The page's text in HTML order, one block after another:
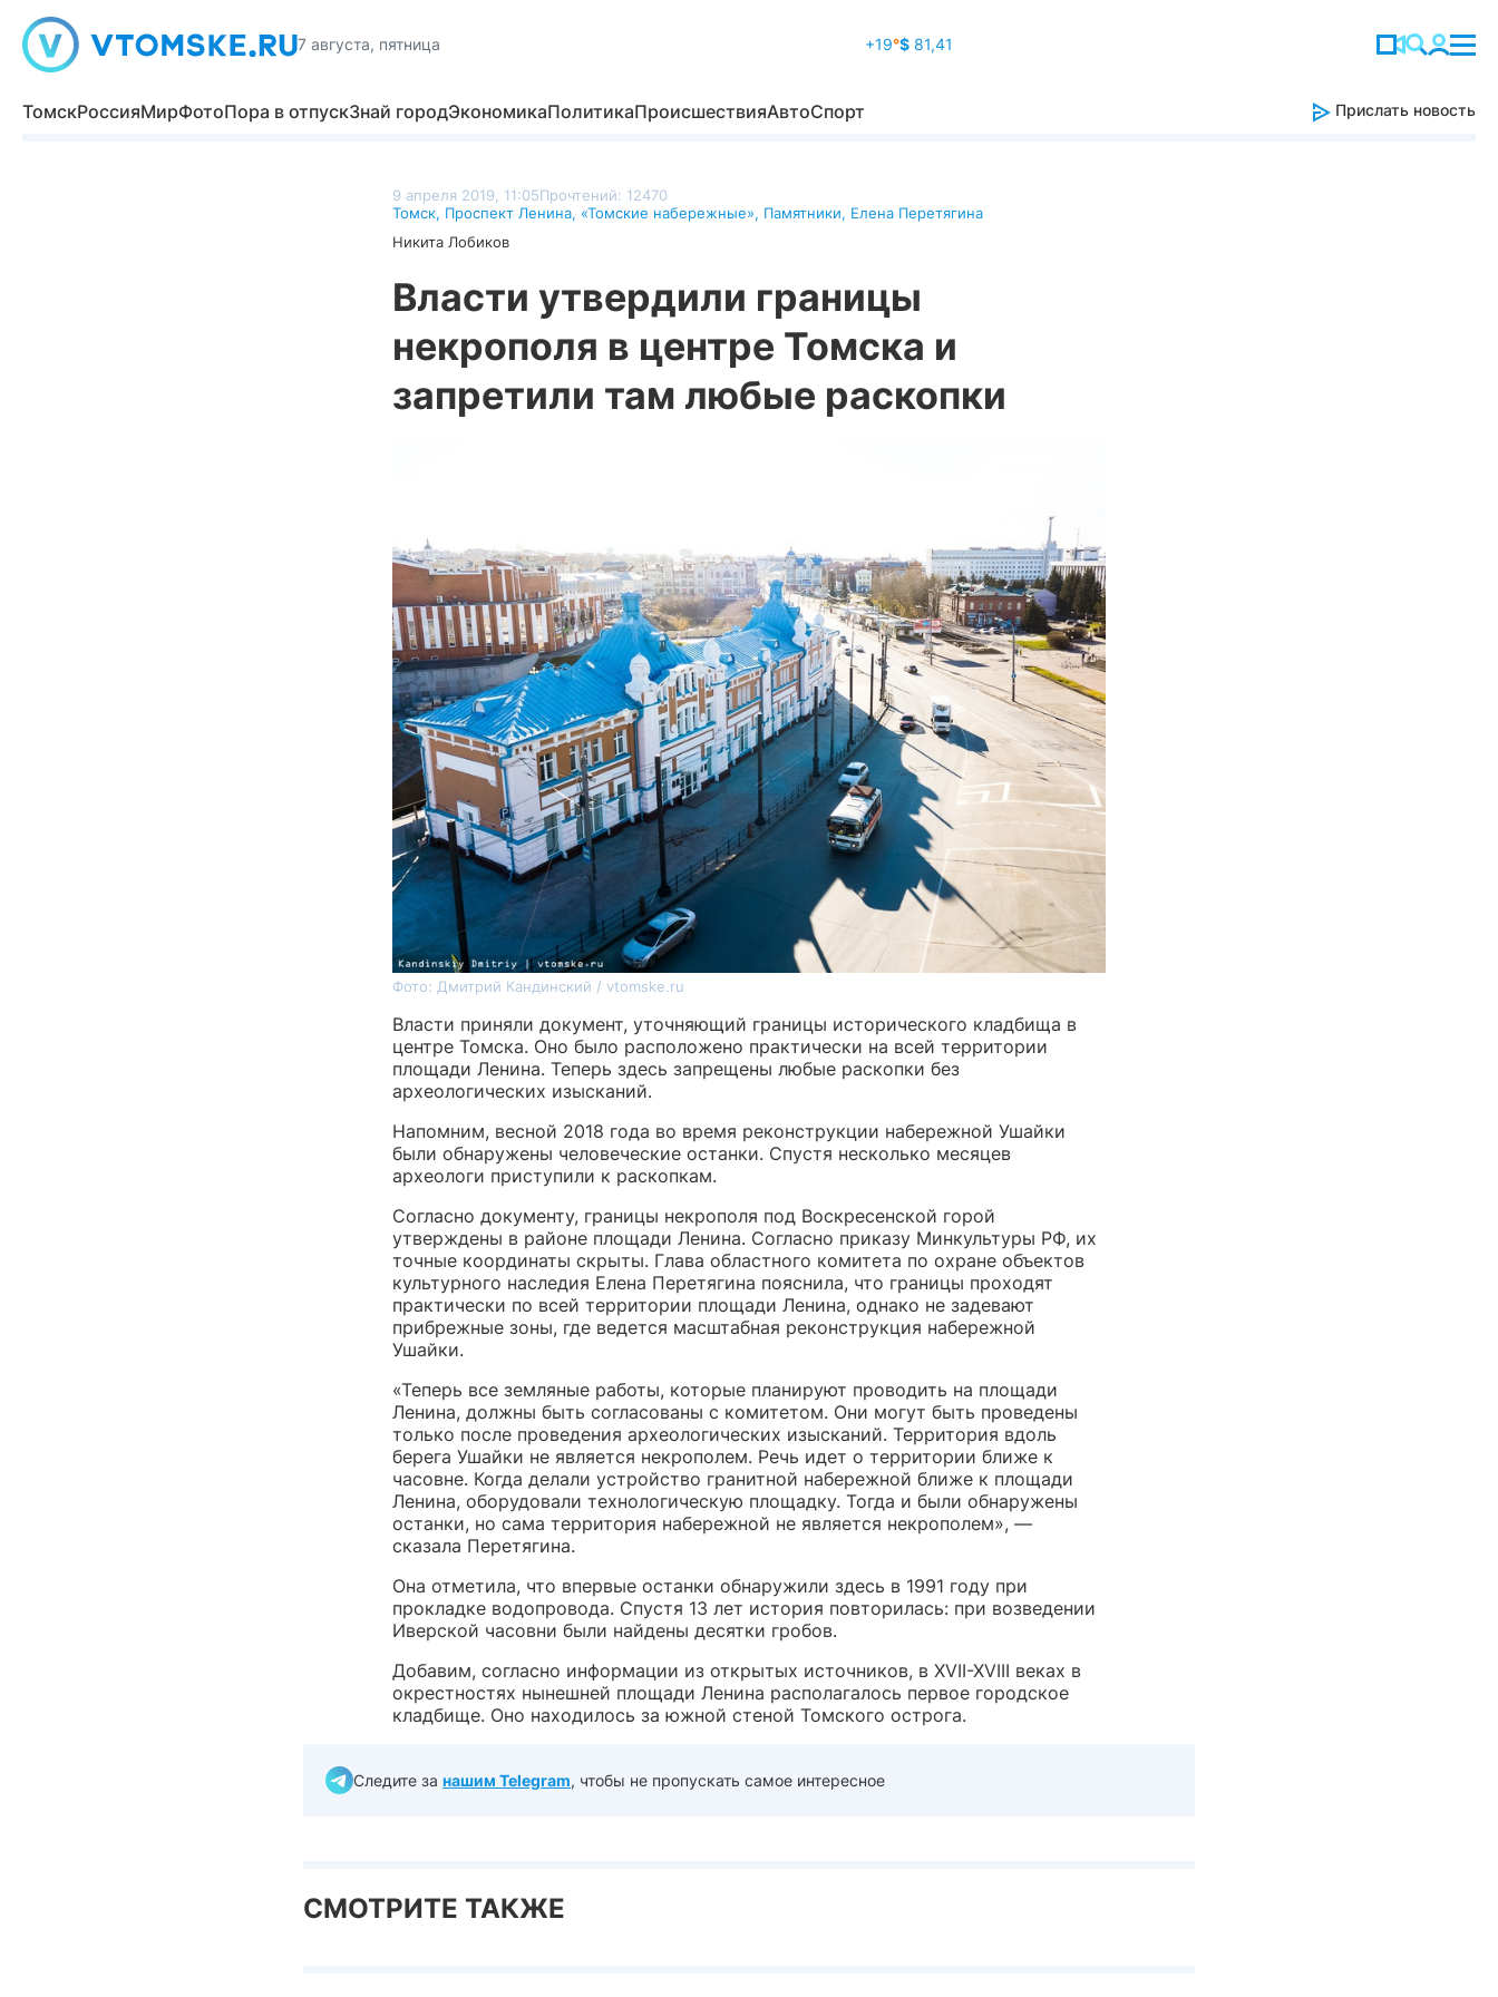
7 августа, пятница +19°$81,41
ТомскРоссияМирФотоПора в отпускЗнай городЭкономикаПолитикаПроисшествияАвтоСпорт Прислать новость
9 апреля 2019, 11:05Прочтений: 12470
Томск, Проспект Ленина, «Томские набережные», Памятники, Елена Перетягина
Никита Лобиков
Власти утвердили границы
некрополя в центре Томска и
запретили там любые раскопки
Фото: Дмитрий Кандинский / vtomske.ru
Власти приняли документ, уточняющий границы исторического кладбища в
центре Томска. Оно было расположено практически на всей территории
площади Ленина. Теперь здесь запрещены любые раскопки без
археологических изысканий.
Напомним, весной 2018 года во время реконструкции набережной Ушайки
были обнаружены человеческие останки. Спустя несколько месяцев
археологи приступили к раскопкам.
Согласно документу, границы некрополя под Воскресенской горой
утверждены в районе площади Ленина. Согласно приказу Минкультуры РФ, их
точные координаты скрыты. Глава областного комитета по охране объектов
культурного наследия Елена Перетягина пояснила, что границы проходят
практически по всей территории площади Ленина, однако не задевают
прибрежные зоны, где ведется масштабная реконструкция набережной
Ушайки.
«Теперь все земляные работы, которые планируют проводить на площади
Ленина, должны быть согласованы с комитетом. Они могут быть проведены
только после проведения археологических изысканий. Территория вдоль
берега Ушайки не является некрополем. Речь идет о территории ближе к
часовне. Когда делали устройство гранитной набережной ближе к площади
Ленина, оборудовали технологическую площадку. Тогда и были обнаружены
останки, но сама территория набережной не является некрополем», —
сказала Перетягина.
Она отметила, что впервые останки обнаружили здесь в 1991 году при
прокладке водопровода. Спустя 13 лет история повторилась: при возведении
Иверской часовни были найдены десятки гробов.
Добавим, согласно информации из открытых источников, в XVII-XVIII веках в
окрестностях нынешней площади Ленина располагалось первое городское
кладбище. Оно находилось за южной стеной Томского острога.
Следите за нашим Telegram, чтобы не пропускать самое интересное
СМОТРИТЕ ТАКЖЕ